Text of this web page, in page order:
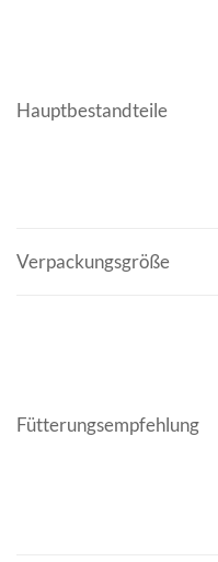
Hauptbestandteile
Verpackungsgröße
Fütterungsempfehlung